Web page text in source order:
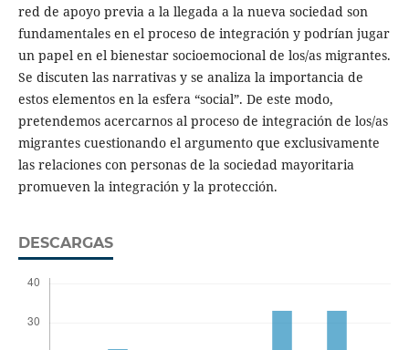
red de apoyo previa a la llegada a la nueva sociedad son
fundamentales en el proceso de integración y podrían jugar
un papel en el bienestar socioemocional de los/as migrantes.
Se discuten las narrativas y se analiza la importancia de
estos elementos en la esfera “social”. De este modo,
pretendemos acercarnos al proceso de integración de los/as
migrantes cuestionando el argumento que exclusivamente
las relaciones con personas de la sociedad mayoritaria
promueven la integración y la protección.
DESCARGAS